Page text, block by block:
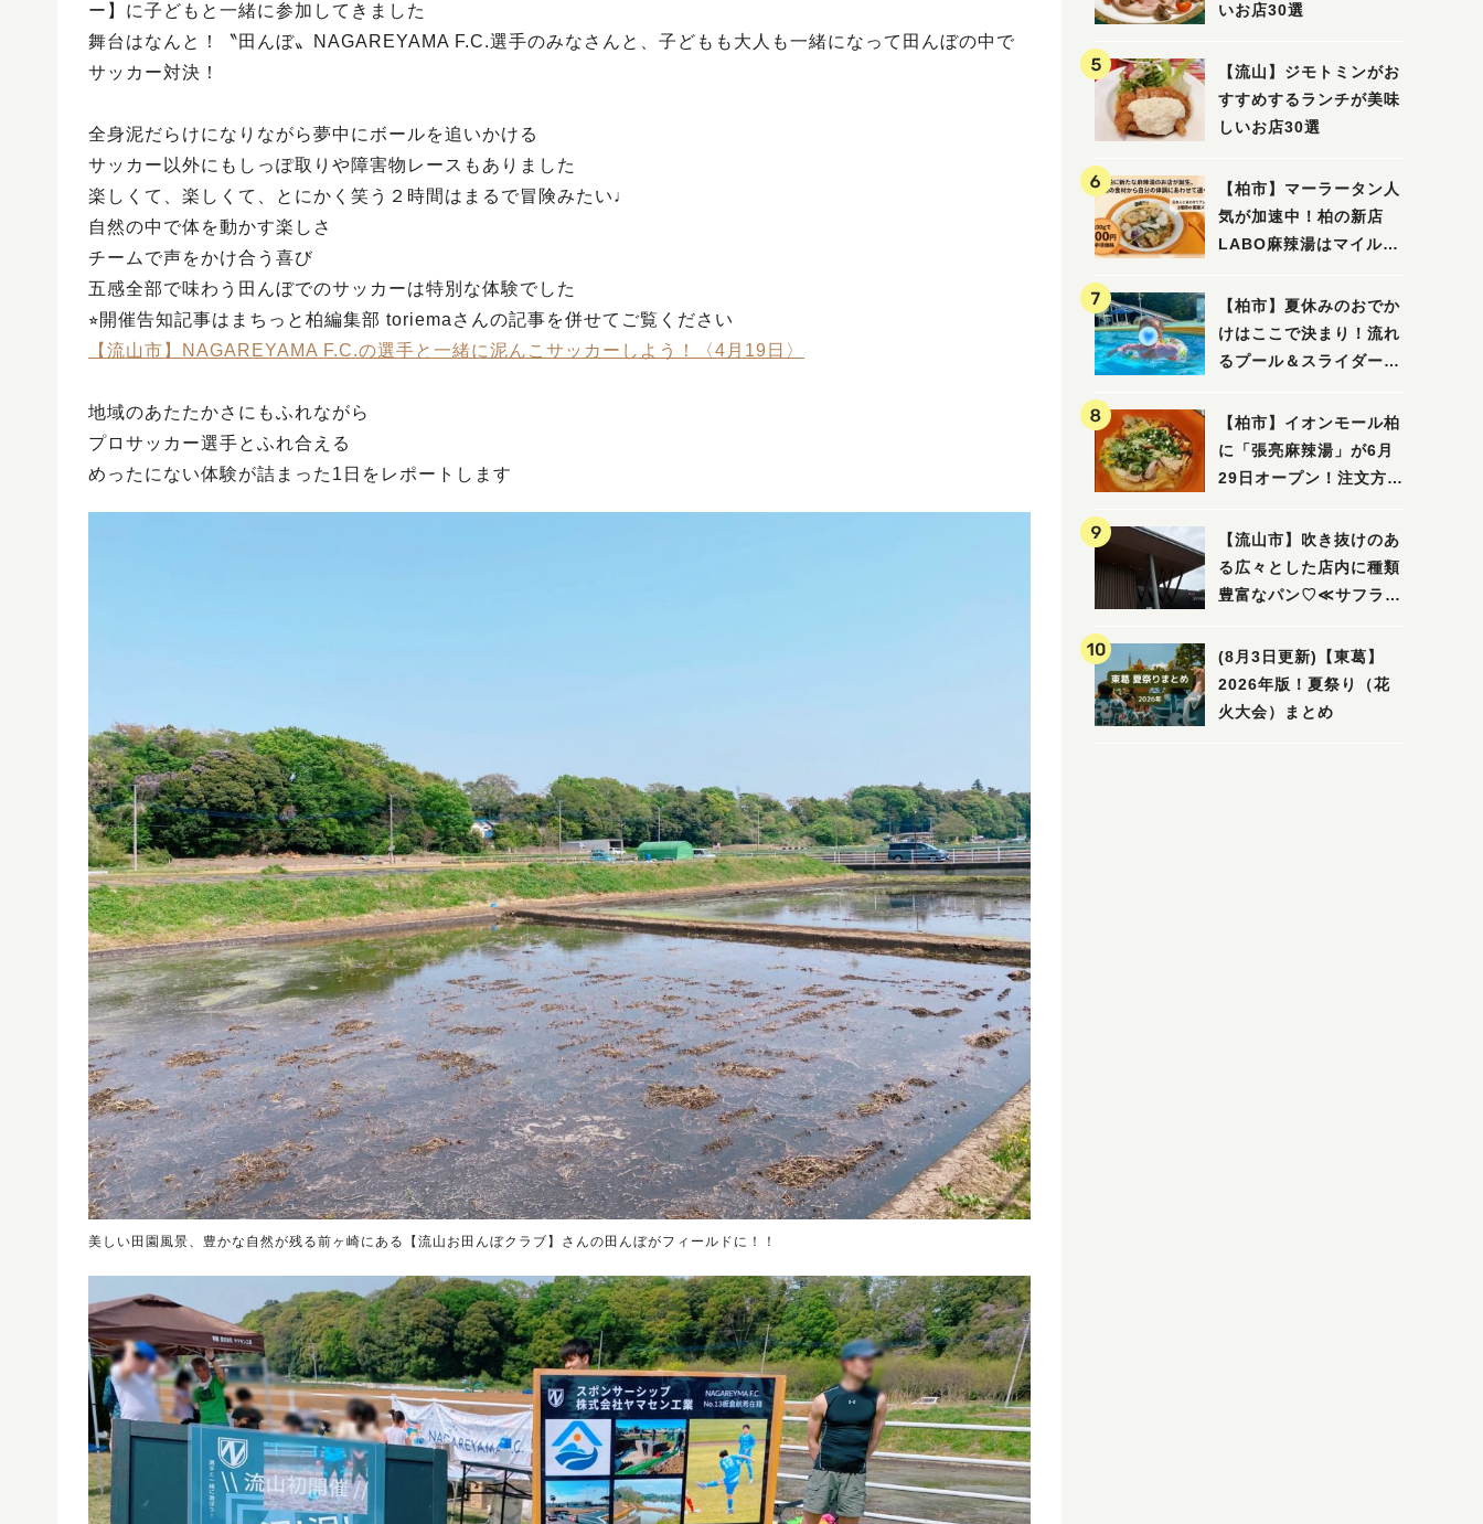
ー】に子どもと一緒に参加してきました
舞台はなんと！〝田んぼ〟NAGAREYAMA F.C.選手のみなさんと、子どもも大人も一緒になって田んぼの中で
サッカー対決！
全身泥だらけになりながら夢中にボールを追いかける
サッカー以外にもしっぽ取りや障害物レースもありました
楽しくて、楽しくて、とにかく笑う２時間はまるで冒険みたい♩
自然の中で体を動かす楽しさ
チームで声をかけ合う喜び
五感全部で味わう田んぼでのサッカーは特別な体験でした
⭐︎開催告知記事はまちっと柏編集部 toriemaさんの記事を併せてご覧ください
【流山市】NAGAREYAMA F.C.の選手と一緒に泥んこサッカーしよう！〈4月19日〉
地域のあたたかさにもふれながら
プロサッカー選手とふれ合える
めったにない体験が詰まった1日をレポートします
美しい田園風景、豊かな自然が残る前ヶ崎にある【流山お田んぼクラブ】さんの田んぼがフィールドに！！
いお店30選
【流山】ジモトミンがお
すすめするランチが美味
しいお店30選
【柏市】マーラータン人
気が加速中！柏の新店
LABO麻辣湯はマイルド
【柏市】夏休みのおでか
けはここで決まり！流れ
るプール＆スライダーに
ル」を親子で満喫してき
ました！
【柏市】イオンモール柏
に「張亮麻辣湯」が6月
29日オープン！注文方法
ビュー
【流山市】吹き抜けのあ
る広々とした店内に種類
豊富なパン♡≪サフラン
(8月3日更新)【東葛】
2026年版！夏祭り（花
火大会）まとめ